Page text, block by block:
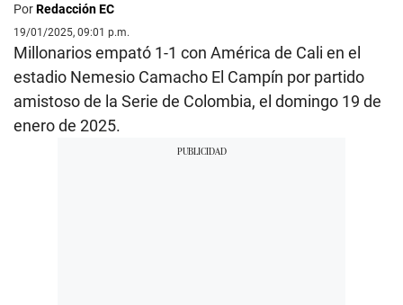
PorRedacción EC
19/01/2025, 09:01 p.m.
Millonarios empató 1-1 con América de Cali en el
estadio Nemesio Camacho El Campín por partido
amistoso de la Serie de Colombia, el domingo 19 de
enero de 2025.